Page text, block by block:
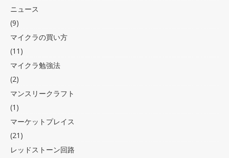
ニュース
(9)
マイクラの買い方
(11)
マイクラ勉強法
(2)
マンスリークラフト
(1)
マーケットプレイス
(21)
レッドストーン回路